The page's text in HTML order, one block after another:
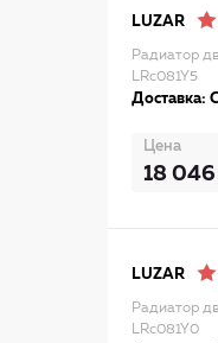
LUZAR
Радиатор
LRc081Y5
Доставка:
Цена
18 046
LUZAR
Радиатор
LRc081Y0